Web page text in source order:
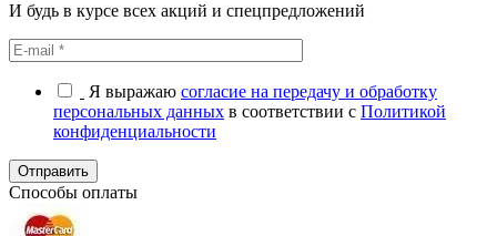
И будь в курсе всех акций и спецпредложений
Я выражаю согласие на передачу и обработку
персональных данных в соответствии с Политикой
конфиденциальности
Отправить
Способы оплаты